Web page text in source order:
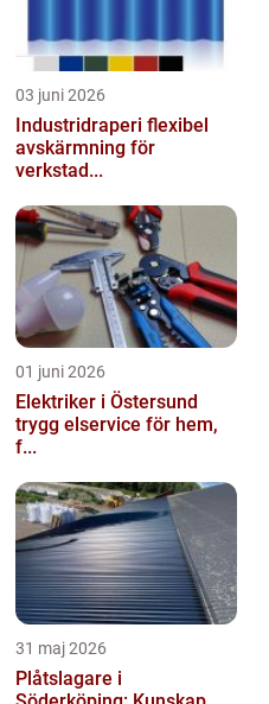
03 juni 2026
Industridraperi flexibel
avskärmning för
verkstad...
01 juni 2026
Elektriker i Östersund
trygg elservice för hem,
f...
31 maj 2026
Plåtslagare i